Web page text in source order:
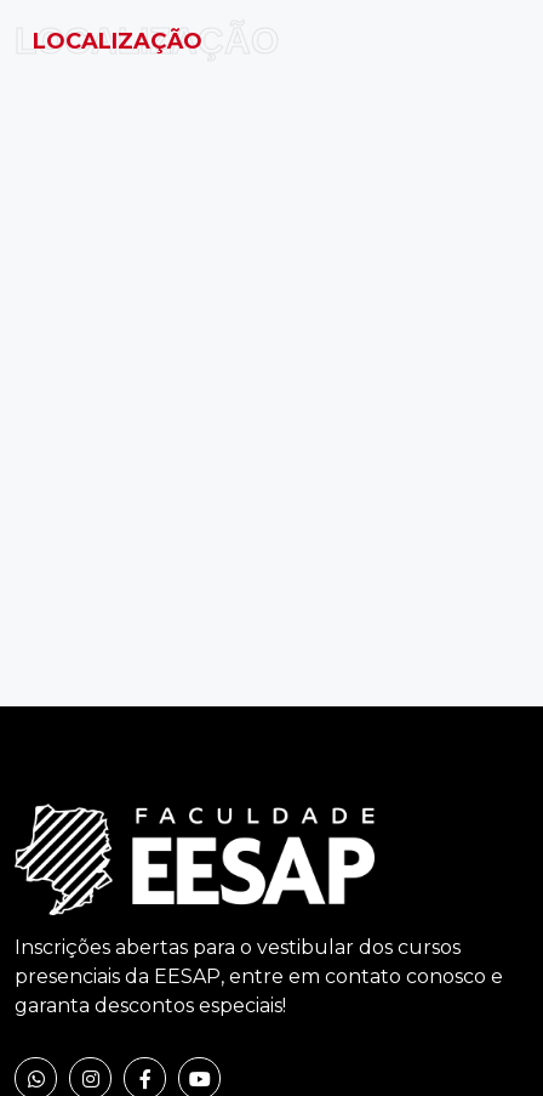
LOCALIZAÇÃO
LOCALIZAÇÃO
Inscrições abertas para o vestibular dos cursos
presenciais da EESAP, entre em contato conosco e
garanta descontos especiais!